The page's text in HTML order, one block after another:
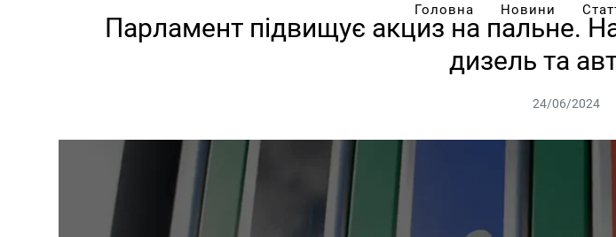
Головна Новини
Парламент підвищує акциз на пальне.
дизель та
24/06/2024